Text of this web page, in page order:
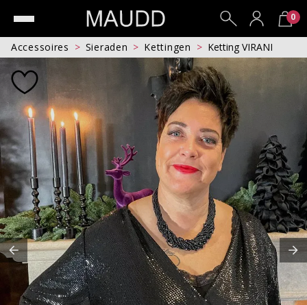
0
Accessoires Sieraden Kettingen Ketting VIRANI